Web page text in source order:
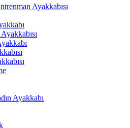
Ayakkabısı
Ayakkabı